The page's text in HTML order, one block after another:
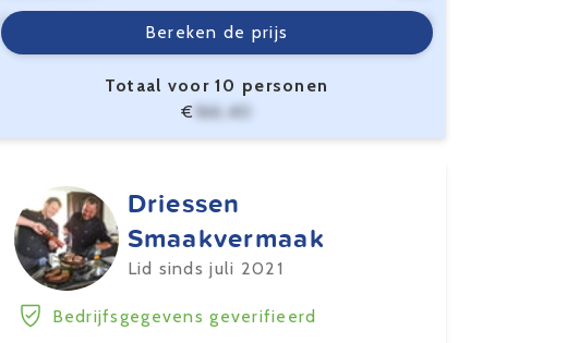
Bereken de prijs
Servicekosten
€6,40
Totaal voor 10 personen
€ 166,40
Driessen
Smaakvermaak
Lid sinds juli 2021
Bedrijfsgegevens geverifieerd